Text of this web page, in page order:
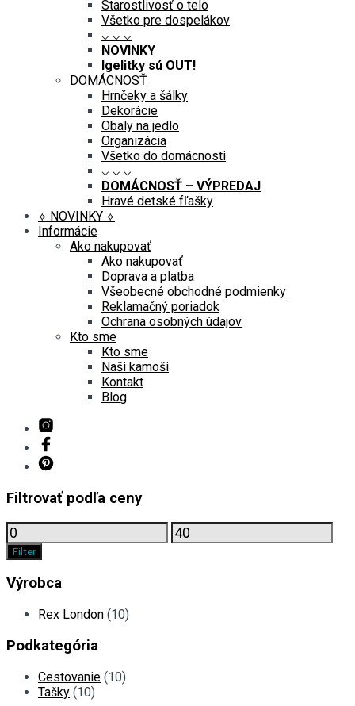
Starostlivosť o telo
Všetko pre dospelákov
⌵ ⌵ ⌵
NOVINKY
Igelitky sú OUT!
DOMÁCNOSŤ
Hrnčeky a šálky
Dekorácie
Obaly na jedlo
Organizácia
Všetko do domácnosti
⌵ ⌵ ⌵
DOMÁCNOSŤ – VÝPREDAJ
Hravé detské fľašky
⟡ NOVINKY ⟡
Informácie
Ako nakupovať
Ako nakupovať
Doprava a platba
Všeobecné obchodné podmienky
Reklamačný poriadok
Ochrana osobných údajov
Kto sme
Kto sme
Naši kamoši
Kontakt
Blog
Filtrovať podľa ceny
Minimálna
cena
Maximálna
cena
Filter
Výrobca
Rex London (10)
Podkategória
Cestovanie (10)
Tašky (10)